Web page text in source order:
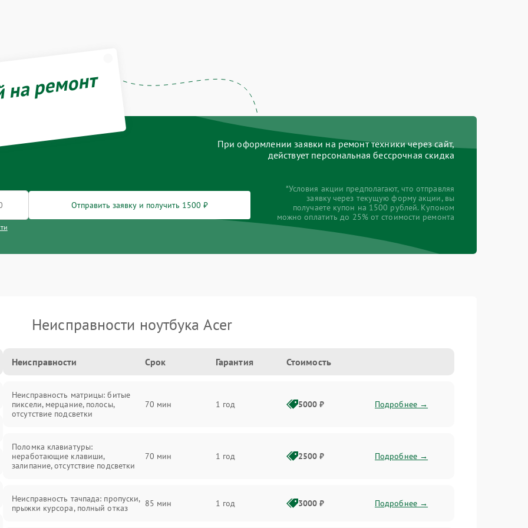
ремонт
При оформлении заявки на ремонт техники через сайт,
действует персональная бессрочная скидка
Отправить заявку и получить 1500 ₽
*Условия акции предполагают, что отправляя
заявку через текущую форму акции, вы
получаете купон на 1500 рублей. Купоном
можно оплатить до 25% от стоимости ремонта
Неисправности ноутбука Acer
Неисправности Срок Гарантия Стоимость
Неисправность матрицы: битые
пиксели, мерцание, полосы,
отсутствие подсветки
70 мин 1 год 5000 ₽ Подробнее →
Поломка клавиатуры:
неработающие клавиши,
залипание, отсутствие подсветки
70 мин 1 год 2500 ₽ Подробнее →
Неисправность тачпада: пропуски,
прыжки курсора, полный отказ
85 мин 1 год 3000 ₽ Подробнее →